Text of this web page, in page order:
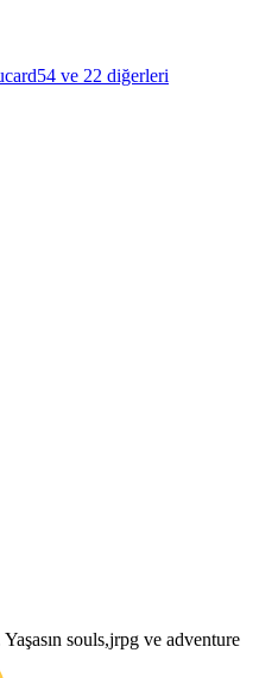
ve 22 diğerleri
souls,jrpg ve adventure